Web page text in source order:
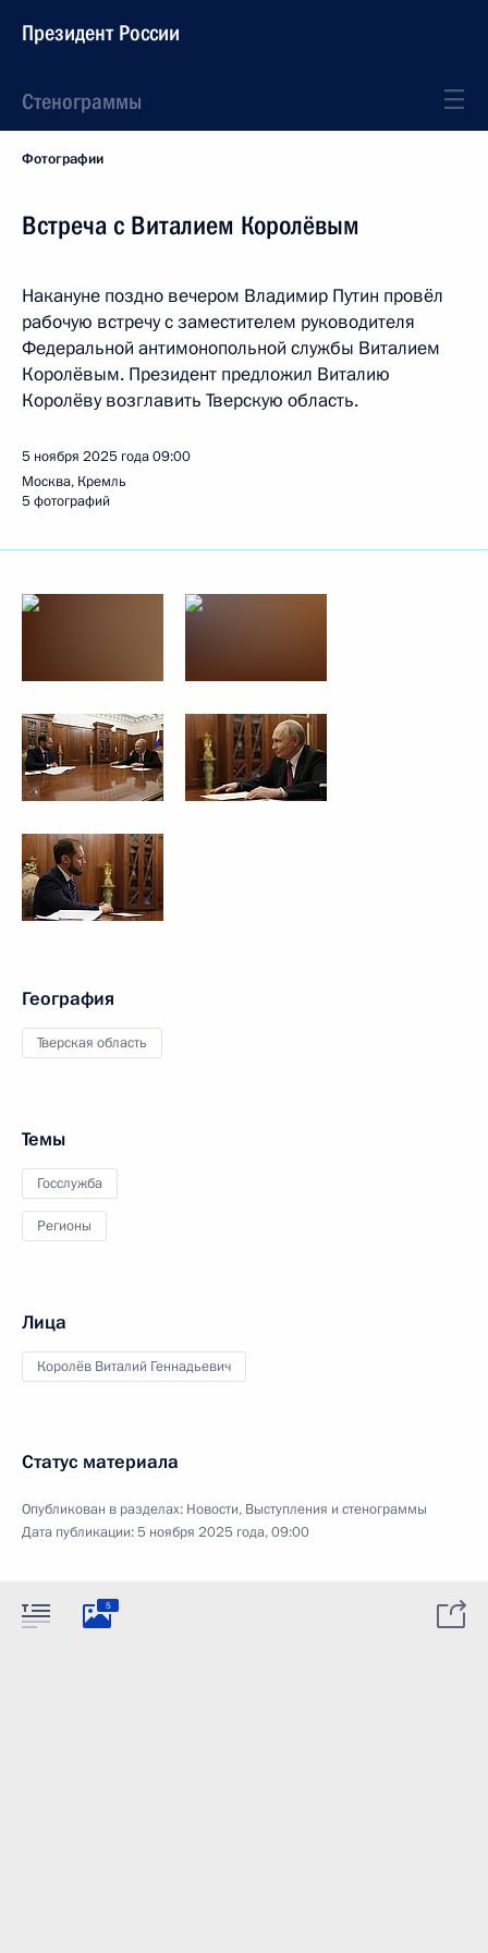
Президент России
Стенограммы
Фотографии
Встреча с Виталием Королёвым
Накануне поздно вечером Владимир Путин провёл
рабочую встречу с заместителем руководителя
Федеральной антимонопольной службы Виталием
Королёвым. Президент предложил Виталию
Королёву возглавить Тверскую область.
5 ноября 2025 года09:00
Москва, Кремль
5 фотографий
География
Тверская область
Темы
Госслужба
Регионы
Лица
Королёв Виталий Геннадьевич
Статус материала
Опубликован в разделах: Новости, Выступления и стенограммы
Дата публикации:5 ноября 2025 года, 09:00
5